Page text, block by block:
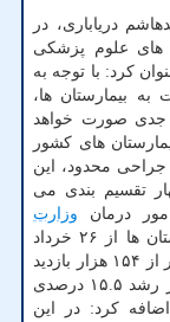
دریاباری، در
های علوم پزشکی
کرد: با توجه به
بیمارستان ها،
جدی صورت خواهد
به این که ۷۶ درصد بیمارستان های کشور
جراحی محدود، این
تقسیم بندی می
درمان وزارت
از آغاز دور ششم اعتباربخشی بیمارستان ها از ۲۶ خرداد
۱۴۰۳ اطلاع داد و بیان داشت: سال گذشته بیشتر از ۱۵۴ هزار بازدید
نظارتی از مراکز درمانی کشور انجام شد که از رشد ۱۵.۵ درصدی
کرد: در این